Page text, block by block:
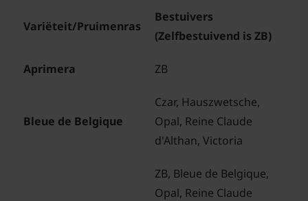
Variëteit/Pruimenras
Bestuivers
(Zelfbestuivend is ZB)
Aprimera ZB
Bleue de Belgique
Czar, Hauszwetsche,
Opal, Reine Claude
d'Althan, Victoria
ZB, Bleue de Belgique,
Opal, Reine Claude